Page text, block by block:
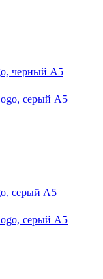
черный А5
серый А5